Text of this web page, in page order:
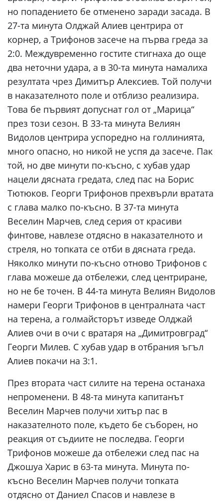
но попадението бе отменено заради засада. В
27-та минута Олджай Алиев центрира от
корнер, а Трифонов засече на първа греда за
2:0. Междувременно гостите стигнаха до още
два неточни удара, а в 30-та минута намалиха
резултата чрез Димитър Алексиев. Той получи
в наказателното поле и отблизо реализира.
Това бе първият допуснат гол от „Марица“
през този сезон. В 33-та минута Велиян
Видолов центрира успоредно на голлинията,
много опасно, но никой не успя да засече. Пак
той, но две минути по-късно, с хубав удар
нацели дясната гредата, след пас на Борис
Тютюков. Георги Трифонов прехвърли вратата
с глава малко по-късно. В 37-та минута
Веселин Марчев, след серия от красиви
финтове, навлезе отдясно в наказателното и
стреля, но топката се отби в дясната греда.
Няколко минути по-късно отново Трифонов с
глава можеше да отбележи, след центриране,
но не бе точен. В 44-та минута Велиян Видолов
намери Георги Трифонов в централната част
на терена, а голмайсторът изведе Олджай
Алиев очи в очи с вратаря на „Димитровград“
Георги Милев. С хубав удар в отбрания ъгъл
Алиев покачи на 3:1.
През втората част силите на терена останаха
непроменени. В 48-та минута капитанът
Веселин Марчев получи хитър пас в
наказателното поле, където бе съборен, но
реакция от съдиите не последва. Георги
Трифонов можеше да отбележи след пас на
Джошуа Харис в 63-та минута. Минута по-
късно Веселин Марчев получи топката
отдясно от Даниел Спасов и навлезе в